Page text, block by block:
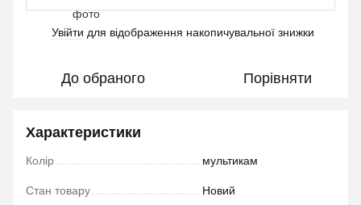
Увійти для відображення накопичувальної знижки
До обраного Порівняти
Характеристики
Колір мультикам
Стан товару Новий